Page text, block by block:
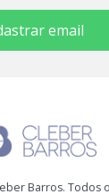
email
Barros. Todos